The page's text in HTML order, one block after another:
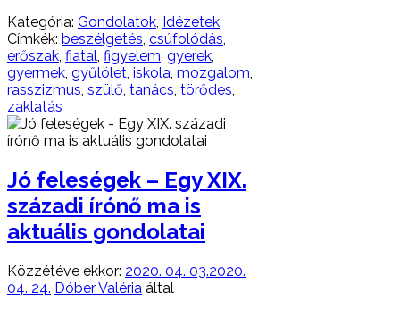
Kategória: Gondolatok Idézetek
Címkék: beszélgetés csúfolódás
erőszak fiatal figyelem gyerek
gyermek gyűlölet iskola mozgalom
rasszizmus szülő tanács törődes
zaklatás
Jó feleségek – Egy XIX.
századi írónő ma is
aktuális gondolatai
Közzétéve ekkor: 2020. 04. 03.2020.
04. 24. Dóber Valéria által